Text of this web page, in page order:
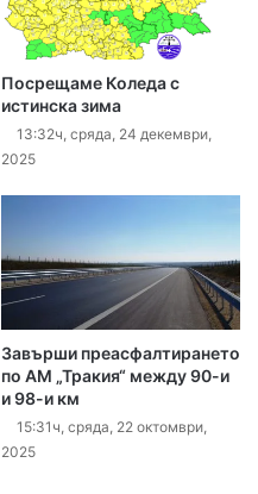
Посрещаме Коледа с
истинска зима
13:32ч, сряда, 24 декември,
2025
Завърши преасфалтирането
по АМ „Тракия“ между 90-и
и 98-и км
15:31ч, сряда, 22 октомври,
2025